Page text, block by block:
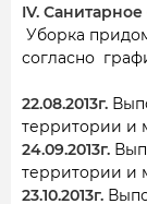
IV.
Уборка
согласно
22.08.2013г.
территории и
24.09.2013г.
территории и
23.10.2013г.